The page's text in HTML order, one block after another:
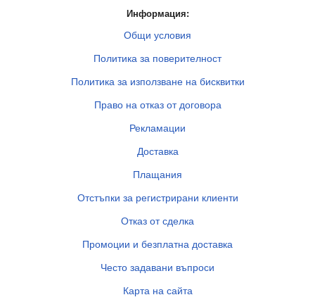
Информация:
Общи условия
Политика за поверителност
Политика за използване на бисквитки
Право на отказ от договора
Рекламации
Доставка
Плащания
Отстъпки за регистрирани клиенти
Отказ от сделка
Промоции и безплатна доставка
Често задавани въпроси
Карта на сайта